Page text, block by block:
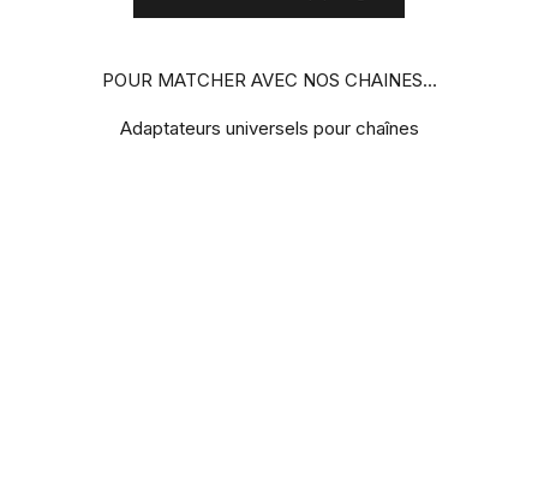
POUR MATCHER AVEC NOS CHAINES...
Adaptateurs universels pour chaînes